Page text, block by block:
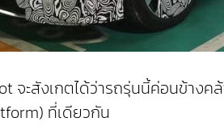
จะสังเกตได้ว่ารถรุ่นนี้ค่อนข้าง
ที่เดียวกัน